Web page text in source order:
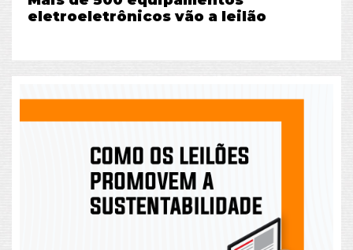
eletroeletrônicos vão a leilão